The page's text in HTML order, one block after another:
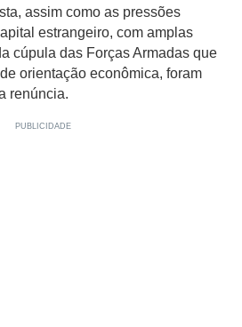
assim como as pressões
estrangeiro, com amplas
cúpula das Forças Armadas que
orientação econômica, foram
renúncia.